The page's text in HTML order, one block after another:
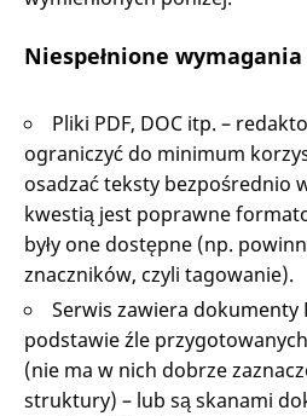
Niespełnione wymagania
Pliki PDF, DOC itp. –
ograniczyć do minimum
osadzać teksty bezpośrednio
kwestią jest poprawne
były one dostępne (np.
znaczników, czyli tagowanie).
Serwis zawiera dokumenty
podstawie źle
(nie ma w nich dobrze
struktury) – lub są skanami